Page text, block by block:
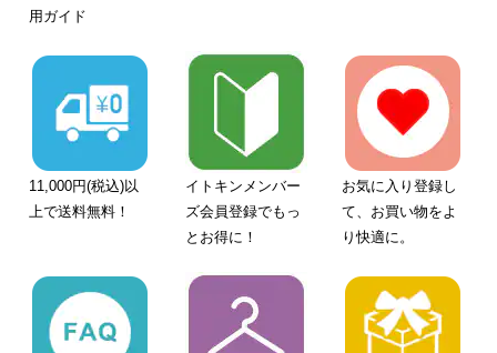
用ガイド
11,000円(税込)以
上で送料無料！
イトキンメンバー
ズ会員登録でもっ
とお得に！
お気に入り登録し
て、お買い物をよ
り快適に。